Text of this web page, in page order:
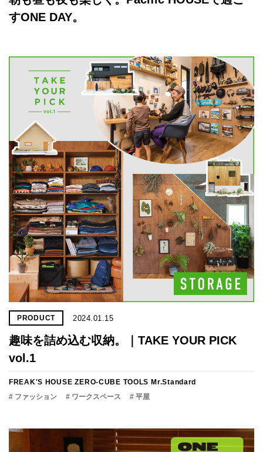
すONE DAY。
PRODUCT 2024.01.15
趣味を詰め込む収納。｜TAKE YOUR PICK
vol.1
FREAK'S HOUSE ZERO-CUBE TOOLS Mr.Standard
# ファッション
# ワークスペース # 平屋